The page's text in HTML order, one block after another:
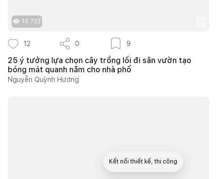
10.723
12 0 9
25 ý tưởng lựa chọn cây trồng lối đi sân vườn tạo
bóng mát quanh năm cho nhà phố
Nguyễn Quỳnh Hương
Kết nối thiết kế, thi công